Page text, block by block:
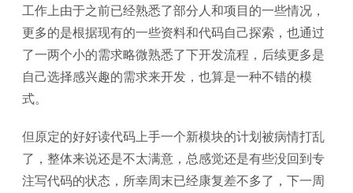
工作上由于之前已经熟悉了部分人和项目的一些情况，
更多的是根据现有的一些资料和代码自己探索，也通过
了一两个小的需求略微熟悉了下开发流程，后续更多是
自己选择感兴趣的需求来开发，也算是一种不错的模
式。
但原定的好好读代码上手一个新模块的计划被病情打乱
了，整体来说还是不太满意，总感觉还是有些没回到专
注写代码的状态，所幸周末已经康复差不多了，下一周